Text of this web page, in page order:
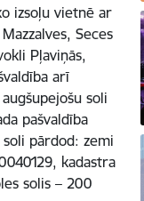
izsoļu vietnē ar
Seces
Pļaviņās,
arī
soli
pašvaldība
pārdod: zemi
kadastra
solis – 200